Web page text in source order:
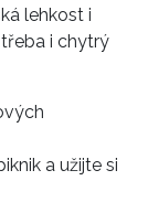
lehkost i
i chytrý
a užijte si